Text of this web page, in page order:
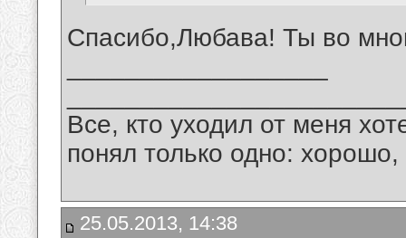
Спасибо,Любава! Ты во
Все, кто уходил от меня
понял только одно:
25.05.2013, 14:38